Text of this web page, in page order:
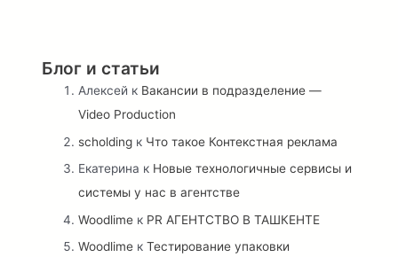
Блог и статьи
Алексей к Вакансии в подразделение —
Video Production
scholding к Что такое Контекстная реклама
Екатерина к Новые технологичные сервисы и
системы у нас в агентстве
Woodlime к PR АГЕНТСТВО В ТАШКЕНТЕ
Woodlime кТестирование упаковки